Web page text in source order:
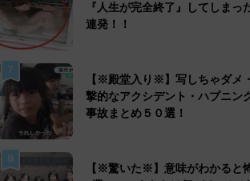
『人生が完全終了』してしまっ
連発！！
7
【※殿堂入り※】写しちゃダメ
撃的なアクシデント・ハプニン
事故まとめ５０選！
8
【※驚いた※】意味がわかると